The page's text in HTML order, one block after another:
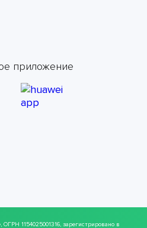
приложение
, ОГРН 1154025001316, зарегистрировано в